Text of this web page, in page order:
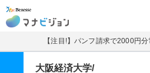
マナビジョン
【注目!】パンフ請求で2000円
大阪経済大学/